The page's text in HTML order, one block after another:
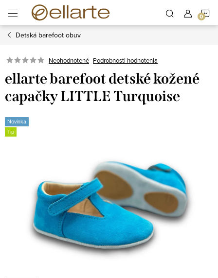
obsah
Detská barefoot obuv
Neohodnotené Podrobnosti hodnotenia
ellarte barefoot detské kožené
capačky LITTLE Turquoise
Novinka
Tip